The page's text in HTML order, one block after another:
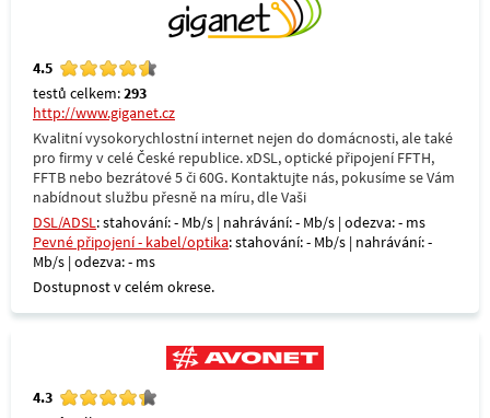
4.5
testů celkem:293
http://www.giganet.cz
Kvalitní vysokorychlostní internet nejen do domácnosti, ale také
pro firmy v celé České republice. xDSL, optické připojení FFTH,
FFTB nebo bezrátové 5 či 60G. Kontaktujte nás, pokusíme se Vám
nabídnout službu přesně na míru, dle Vaši
DSL/ADSL: stahování: - Mb/s | nahrávání: - Mb/s | odezva: - ms
Pevné připojení - kabel/optika: stahování: - Mb/s | nahrávání: -
Mb/s | odezva: - ms
Dostupnost v celém okrese.
4.3